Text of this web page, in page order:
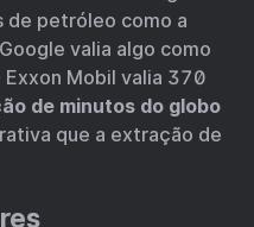
de petróleo como a
valia algo como
Mobil valia 370
de minutos do globo
que a extração de